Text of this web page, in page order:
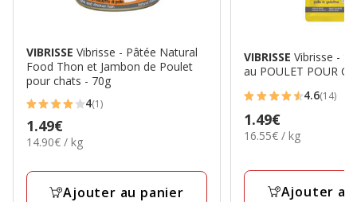
VIBRISSE Vibrisse - Pâtée Natural
Food Thon et Jambon de Poulet
pour chats - 70g
4
étoiles
avec
1
4(1)
Prix
1.49€
1.49€
14.90€
Kg
14.90€ / kg
Ajouter au panier
VIBRISSEVibrisse -
au POULET POUR
4.6
étoiles
avec
avis
4.6(14)
Prix
1.49€
1.49€
16.55€
16.55€ / kg
Ajouter